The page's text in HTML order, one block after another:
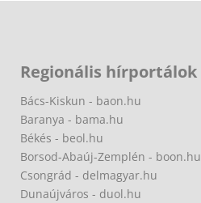
Regionális hírportálok
Bács-Kiskun - baon.hu
Baranya - bama.hu
Békés - beol.hu
Borsod-Abaúj-Zemplén - boon.hu
Csongrád - delmagyar.hu
Dunaújváros - duol.hu